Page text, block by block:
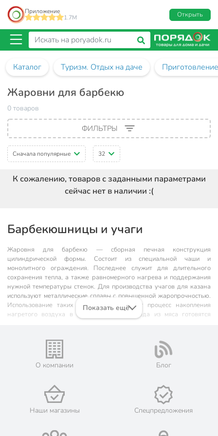
Приложение
1.7M
Открыть
Каталог Туризм. Отдых на даче
Жаровни для барбекю
0 товаров
ФИЛЬТРЫ
Сначала популярные 32
К сожалению, товаров с заданными параметрами
сейчас нет в наличии :(
Барбекюшницы и учаги
Жаровня для барбекю — сборная печная конструкция
цилиндрической формы. Состоит из специальной чаши и
монолитного ограждения. Последнее служит для длительного
сохранения тепла, а также равномерного нагрева и поддержания
нужной температуры стенок. Для производства учагов для казана
используют металлические сплавы с повышенной жаропрочностью.
Использование таких материалов ускоряет процесс накопления
нагретого воздуха в пределах очага, блюда из мяса готовятся
Типы печей под казан
приготовить простые или экзотические блюда с терпким ароматом
дымка. Классифицировать все виды продукции по нескольким
признакам:
Показать ещё
О компании Блог
Наши магазины Спецпредложения